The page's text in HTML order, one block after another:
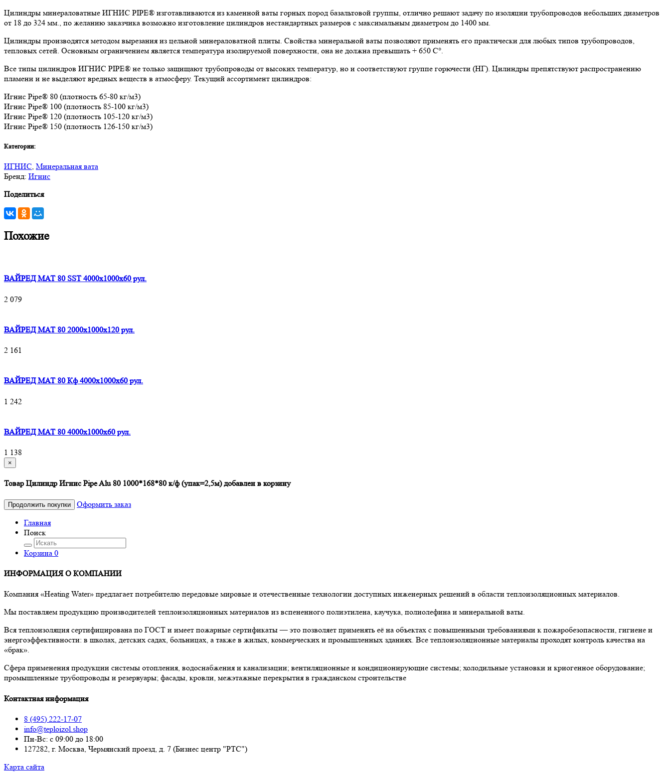
Цилиндры минераловатные ИГНИС PIPE® изготавливаются из каменной ваты горных пород базальтовой группы, отлично решают задачу по изоляции трубопроводов небольших диаметров
от 18 до 324 мм., по желанию заказчика возможно изготовление цилиндров нестандартных размеров с максимальным диаметром до 1400 мм.
Цилиндры производятся методом вырезания из цельной минераловатной плиты. Свойства минеральной ваты позволяют применять его практически для любых типов трубопроводов,
тепловых сетей. Основным ограничением является температура изолируемой поверхности, она не должна превышать + 650 C°.
Все типы цилиндров ИГНИС PIPE® не только защищают трубопроводы от высоких температур, но и соответствуют группе горючести (НГ). Цилиндры препятствуют распространению
пламени и не выделяют вредных веществ в атмосферу. Текущий ассортимент цилиндров:
Игнис Pipe® 80 (плотность 65-80 кг/м3)
Игнис Pipe® 100 (плотность 85-100 кг/м3)
Игнис Pipe® 120 (плотность 105-120 кг/м3)
Игнис Pipe® 150 (плотность 126-150 кг/м3)
Категории:
ИГНИС, Минеральная вата
Бренд: Игнис
Поделиться
Похожие
ВАЙРЕД МАТ 80 SST 4000x1000x60 рул.
2 079
ВАЙРЕД МАТ 80 2000x1000x120 рул.
2 161
ВАЙРЕД МАТ 80 Кф 4000x1000x60 рул.
1 242
ВАЙРЕД МАТ 80 4000x1000x60 рул.
1 138
×
Товар Цилиндр Игнис Pipe Alu 80 1000*168*80 к/ф (упак=2,5м) добавлен в корзину
Продолжить покупки
Оформить заказ
Главная
Поиск
Корзина 0
ИНФОРМАЦИЯ О КОМПАНИИ
Компания «Heating Water» предлагает потребителю передовые мировые и отечественные технологии доступных инженерных решений в области теплоизоляционных материалов.
Мы поставляем продукцию производителей теплоизоляционных материалов из вспененного полиэтилена, каучука, полиолефина и минеральной ваты.
Вся теплоизоляция сертифицирована по ГОСТ и имеет пожарные сертификаты — это позволяет применять её на объектах с повышенными требованиями к пожаробезопасности, гигиене и
энергоэффективности: в школах, детских садах, больницах, а также в жилых, коммерческих и промышленных зданиях. Все теплоизоляционные материалы проходят контроль качества на
«брак».
Сфера применения продукции системы отопления, водоснабжения и канализации; вентиляционные и кондиционирующие системы; холодильные установки и криогенное оборудование;
промышленные трубопроводы и резервуары; фасады, кровли, межэтажные перекрытия в гражданском строительстве
Контактная информация
8 (495) 222-17-07
info@teploizol.shop
Пн-Вс: с 09:00 до 18:00
127282, г. Москва, Чермянский проезд, д. 7 (Бизнес центр "РТС")
Карта сайта